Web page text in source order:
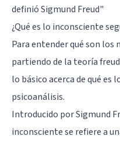
definió Sigmund Freud"
¿Qué es lo inconsciente
Para entender qué son los
partiendo de la teoría
lo básico acerca de qué es
psicoanálisis.
Introducido por Sigmund
inconsciente se refiere a